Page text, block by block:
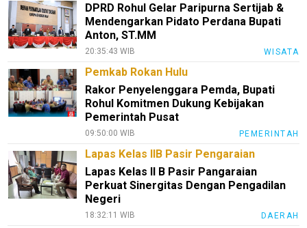
DPRD Rohul Gelar Paripurna Sertijab &
Mendengarkan Pidato Perdana Bupati
Anton, ST.MM
20:35:43 WIB WISATA
Pemkab Rokan Hulu
Rakor Penyelenggara Pemda, Bupati
Rohul Komitmen Dukung Kebijakan
Pemerintah Pusat
09:50:00 WIB PEMERINTAH
Lapas Kelas IIB Pasir Pengaraian
Lapas Kelas II B Pasir Pangaraian
Perkuat Sinergitas Dengan Pengadilan
Negeri
18:32:11 WIB DAERAH
Bisnis
Sehat
LabuhanBatu
Info
Nusapos
Karir